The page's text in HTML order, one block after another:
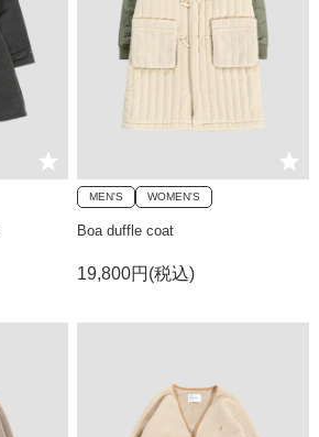
MEN'S WOMEN'S
Boa duffle coat
19,800円(税込)